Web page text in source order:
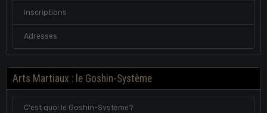
Inscriptions
Adresses
Arts Martiaux : le Goshin-Système
C'est quoi le Goshin-Système?